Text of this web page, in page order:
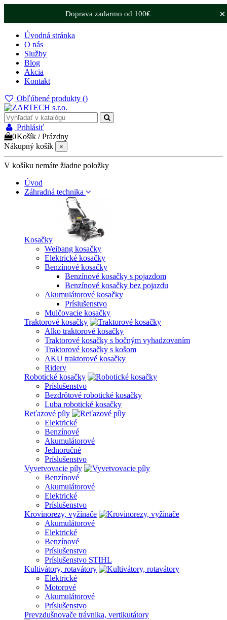
×
Doprava zadarmo od 100€
Úvodná stránka
O nás
Služby
Blog
Akcia
Kontakt
Obľúbené produkty ()
Prihlásiť
0Košík /Prázdny
Nákupný košík
×
V košíku nemáte žiadne položky
Úvod
Záhradná technika
Kosačky
Weibang kosačky
Elektrické kosačky
Benzínové kosačky
Benzínové kosačky s pojazdom
Benzínové kosačky bez pojazdu
Akumulátorové kosačky
Príslušenstvo
Mulčovacie kosačky
Traktorové kosačky
Alko traktorové kosačky
Traktorové kosačky s bočným vyhadzovaním
Traktorové kosačky s košom
AKU traktorové kosačky
Ridery
Robotické kosačky
Príslušenstvo
Bezdrôtové robotické kosačky
Luba robotické kosačky
Reťazové píly
Elektrické
Benzínové
Akumulátorové
Jednoručné
Príslušenstvo
Vyvetvovacie píly
Benzínové
Akumulátorové
Elektrické
Príslušenstvo
Krovinorezy, vyžínače
Akumulátorové
Elektrické
Benzínové
Príslušenstvo
Príslušenstvo STIHL
Kultivátory, rotavátory
Elektrické
Motorové
Akumulátorové
Príslušenstvo
Prevzdušnovače trávnika, vertikutátory